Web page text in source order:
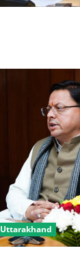
Uttarakhand